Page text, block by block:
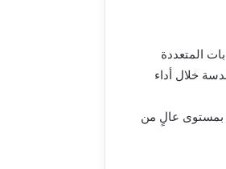
المتعددة
خلال أداء
بمستوى عالٍ من